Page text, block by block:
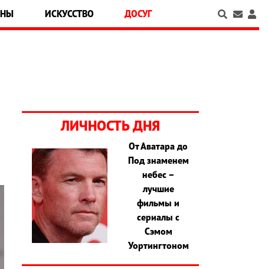
ИСКУССТВО ДОСУГ
ЛИЧНОСТЬ ДНЯ
От Аватара до
Под знаменем
небес –
лучшие
фильмы и
сериалы с
Сэмом
Уортингтоном